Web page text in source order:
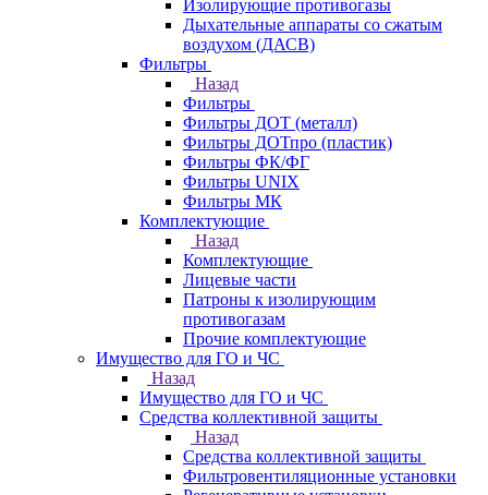
Изолирующие противогазы
Дыхательные аппараты со сжатым
воздухом (ДАСВ)
Фильтры
Назад
Фильтры
Фильтры ДОТ (металл)
Фильтры ДОТпро (пластик)
Фильтры ФК/ФГ
Фильтры UNIX
Фильтры МК
Комплектующие
Назад
Комплектующие
Лицевые части
Патроны к изолирующим
противогазам
Прочие комплектующие
Имущество для ГО и ЧС
Назад
Имущество для ГО и ЧС
Средства коллективной защиты
Назад
Средства коллективной защиты
Фильтровентиляционные установки